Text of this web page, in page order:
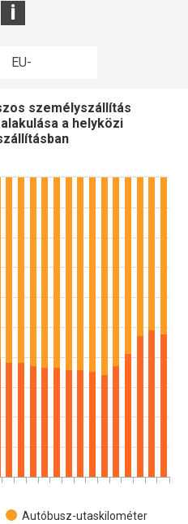
i
EU-
A vasúti és autóbuszos személyszállítás
a helyközi
Autóbusz-utaskilométer